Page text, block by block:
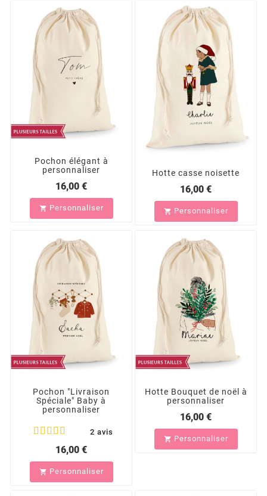
Pochon élégant à
personnaliser
16,00 €
 Personnaliser
Hotte casse noisette
16,00 €
 Personnaliser
Pochon "Livraison
Spéciale" Baby à
personnaliser
2 avis
16,00 €
 Personnaliser
Hotte Bouquet de noël à
personnaliser
16,00 €
 Personnaliser